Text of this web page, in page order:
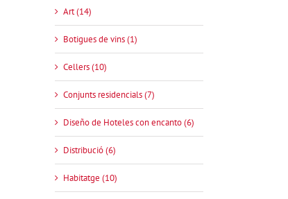
Art (14)
Botigues de vins (1)
Cellers (10)
Conjunts residencials (7)
Diseño de Hoteles con encanto (6)
Distribució (6)
Habitatge (10)